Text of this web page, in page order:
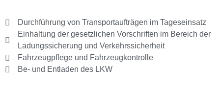
Durchführung von Transportaufträgen im Tageseinsatz
Einhaltung der gesetzlichen Vorschriften im Bereich der
Ladungssicherung und Verkehrssicherheit
Fahrzeugpflege und Fahrzeugkontrolle
Be- und Entladen des LKW